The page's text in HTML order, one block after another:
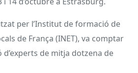
per l’Institut de formació de
de França (INET), va comptar
de mitja dotzena de